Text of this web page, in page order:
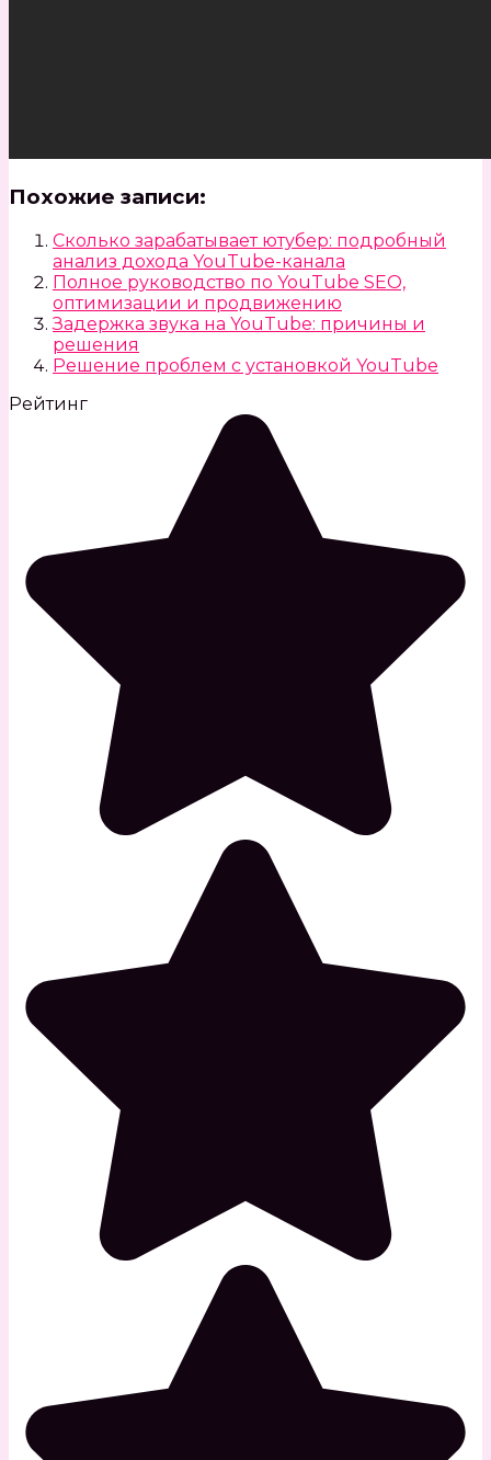
Похожие записи:
Сколько зарабатывает ютубер: подробный
анализ дохода YouTube-канала
Полное руководство по YouTube SEO,
оптимизации и продвижению
Задержка звука на YouTube: причины и
решения
Решение проблем с установкой YouTube
Рейтинг